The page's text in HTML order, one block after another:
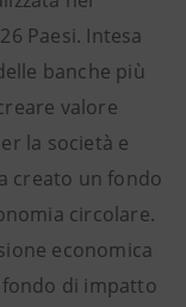
Paesi. Intesa
banche più
valore
la società e
creato un fondo
circolare.
economica
di impatto